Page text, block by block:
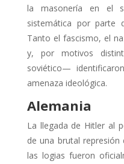
la masonería en el
sistemática por parte
Tanto el fascismo, el
y, por motivos
soviético—
amenaza ideológica.
Alemania
La llegada de Hitler al
de una brutal represión
las logias fueron